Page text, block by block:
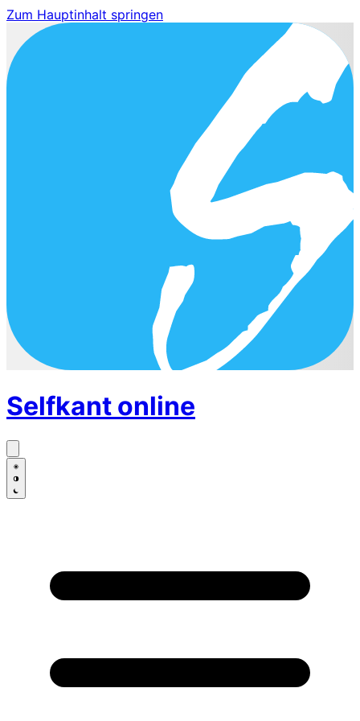
Zum Hauptinhalt springen
Selfkant online